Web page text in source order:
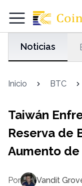
Noticias
Inicio BTC
Taiwán
Reserva de
Aumento de
Por Vandit